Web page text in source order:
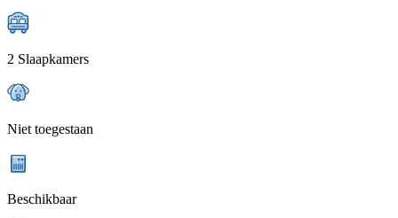
2 Slaapkamers
Niet toegestaan
Beschikbaar